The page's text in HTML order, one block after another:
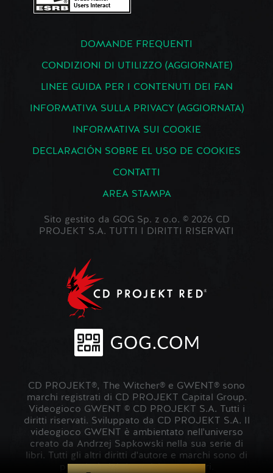
DOMANDE FREQUENTI
CONDIZIONI DI UTILIZZO (AGGIORNATE)
LINEE GUIDA PER I CONTENUTI DEI FAN
INFORMATIVA SULLA PRIVACY (AGGIORNATA)
INFORMATIVA SUI COOKIE
DECLARACIÓN SOBRE EL USO DE COOKIES
CONTATTI
AREA STAMPA
Sito gestito da GOG Sp. z o.o. © 2026 CD
PROJEKT S.A. TUTTI I DIRITTI RISERVATI
CD PROJEKT®, The Witcher® e GWENT® sono
marchi registrati di CD PROJEKT Capital Group.
Videogioco GWENT © CD PROJEKT S.A. Tutti i
diritti riservati. Sviluppato da CD PROJEKT S.A. Il
videogioco GWENT è ambientato nell'universo
creato da Andrzej Sapkowski nella sua serie di
libri. Tutti gli altri diritti d'autore e marchi sono di
proprietà dei rispettivi proprietari.